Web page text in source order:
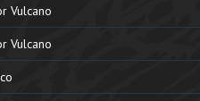
Vulcano
Vulcano